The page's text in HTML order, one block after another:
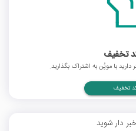
تخفیف
با موپُن به اشتراک بگذارید.
تخفیف
دار شوید